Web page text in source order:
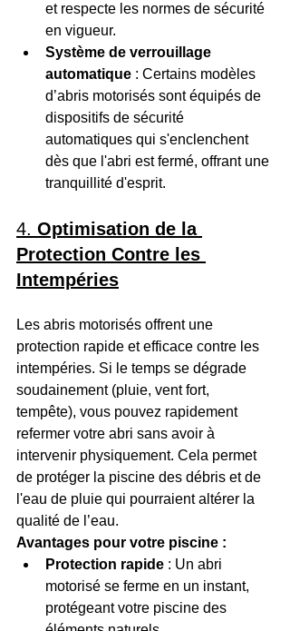
et respecte les normes de sécurité
en vigueur.
Système de verrouillage
automatique : Certains modèles
d’abris motorisés sont équipés de
dispositifs de sécurité
automatiques qui s'enclenchent
dès que l'abri est fermé, offrant une
tranquillité d'esprit.
4. Optimisation de la
Protection Contre les
Intempéries
Les abris motorisés offrent une
protection rapide et efficace contre les
intempéries. Si le temps se dégrade
soudainement (pluie, vent fort,
tempête), vous pouvez rapidement
refermer votre abri sans avoir à
intervenir physiquement. Cela permet
de protéger la piscine des débris et de
l'eau de pluie qui pourraient altérer la
qualité de l’eau.
Avantages pour votre piscine :
Protection rapide : Un abri
motorisé se ferme en un instant,
protégeant votre piscine des